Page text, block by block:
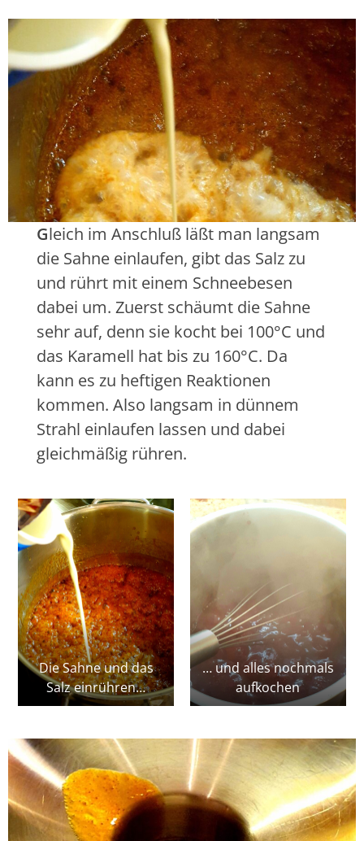
Gleich im Anschluß läßt man langsam
die Sahne einlaufen, gibt das Salz zu
und rührt mit einem Schneebesen
dabei um. Zuerst schäumt die Sahne
sehr auf, denn sie kocht bei 100°C und
das Karamell hat bis zu 160°C. Da
kann es zu heftigen Reaktionen
kommen. Also langsam in dünnem
Strahl einlaufen lassen und dabei
gleichmäßig rühren.
Die Sahne und das
Salz einrühren…
… und alles nochmals
aufkochen